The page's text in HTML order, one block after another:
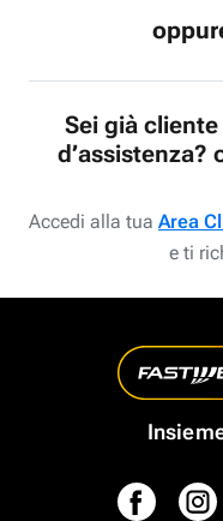
Sei già
d’assistenza?
Accedi alla tua Area
e ti